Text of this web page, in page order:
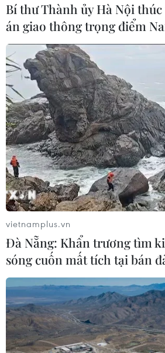
Thanh Hóa: Xe khách đâm
bộ qua đường tử vong
23/11/2019 07:48
Xe ôtô khách bất ngờ đâm vào
đường là anh Nguyễn Văn Long
cháu Nguyễn Văn Biên (sinh năm
phường Quảng Thành, thành phố
Bí thư Thành ủy Hà Nội
án giao thông trọng điểm
vietnamplus.vn
Đà Nẵng: Khẩn trương tìm
sóng cuốn mất tích tại bán